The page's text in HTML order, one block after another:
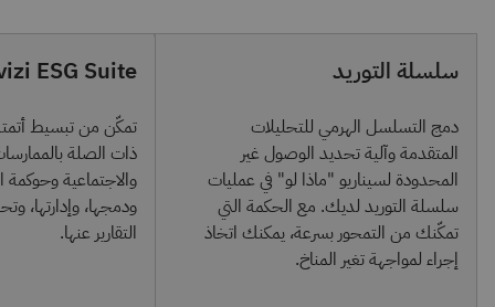
سلسلة التوريد
دمج التسلسل الهرمي للتحليلات
المتقدمة وآلية تحديد الوصول غير
المحدودة لسيناريو "ماذا لو" في عمليات
سلسلة التوريد لديك. مع الحكمة التي
تمكّنك من التمحور بسرعة، يمكنك اتخاذ
إجراء لمواجهة تغير المناخ.
ESG Suite
تمكّن من تبسيط أتمتة
ذات الصلة
ودمجها، وإدارتها،
التقارير عنها.